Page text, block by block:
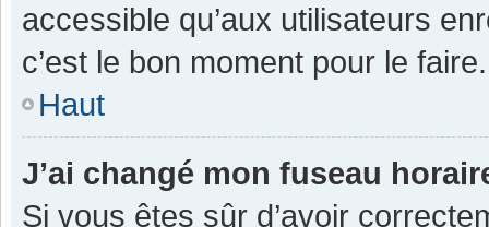
accessible qu’aux utilisateurs
c’est le bon moment pour le faire.
Haut
J’ai changé mon fuseau
Si vous êtes sûr d’avoir